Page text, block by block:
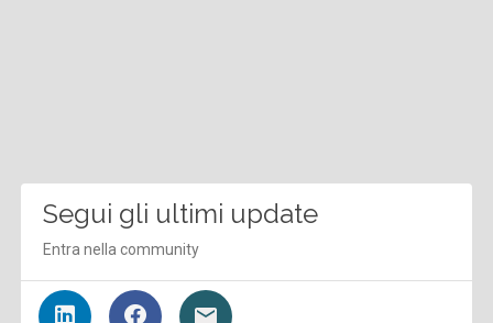
Segui gli ultimi update
Entra nella community